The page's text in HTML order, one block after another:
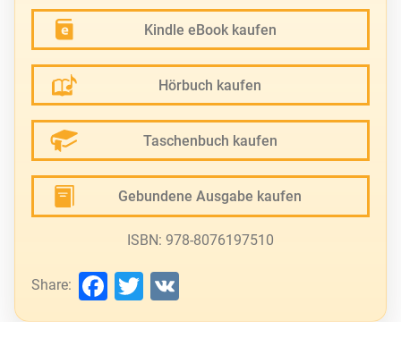
Kindle eBook kaufen
Hörbuch kaufen
Taschenbuch kaufen
Gebundene Ausgabe kaufen
ISBN: 978-8076197510
Share: Facebook
Twitter